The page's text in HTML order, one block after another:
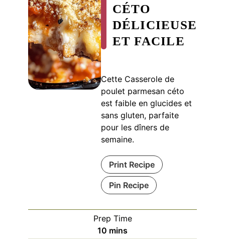
CÉTO
DÉLICIEUSE
ET FACILE
Cette Casserole de
poulet parmesan céto
est faible en glucides et
sans gluten, parfaite
pour les dîners de
semaine.
Print Recipe
Pin Recipe
Prep Time
10 minutes
mins